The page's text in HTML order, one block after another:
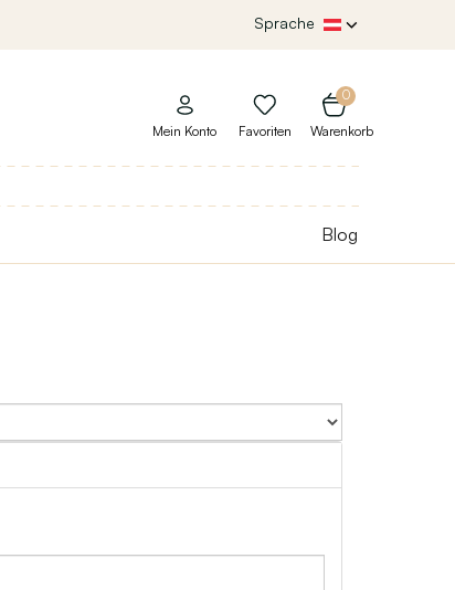
Sprache
0
Warenkorb
Mein Konto Favoriten
Blog